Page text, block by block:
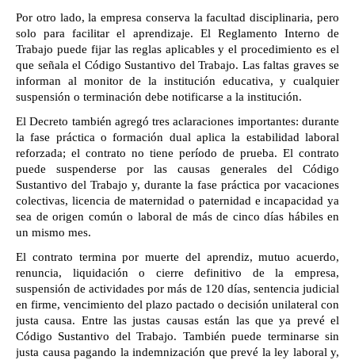
Por otro lado, la empresa conserva la facultad disciplinaria, pero
solo para facilitar el aprendizaje. El Reglamento Interno de
Trabajo puede fijar las reglas aplicables y el procedimiento es el
que señala el Código Sustantivo del Trabajo. Las faltas graves se
informan al monitor de la institución educativa, y cualquier
suspensión o terminación debe notificarse a la institución.
El Decreto también agregó tres aclaraciones importantes: durante
la fase práctica o formación dual aplica la estabilidad laboral
reforzada; el contrato no tiene período de prueba. El contrato
puede suspenderse por las causas generales del Código
Sustantivo del Trabajo y, durante la fase práctica por vacaciones
colectivas, licencia de maternidad o paternidad e incapacidad ya
sea de origen común o laboral de más de cinco días hábiles en
un mismo mes.
El contrato termina por muerte del aprendiz, mutuo acuerdo,
renuncia, liquidación o cierre definitivo de la empresa,
suspensión de actividades por más de 120 días, sentencia judicial
en firme, vencimiento del plazo pactado o decisión unilateral con
justa causa. Entre las justas causas están las que ya prevé el
Código Sustantivo del Trabajo. También puede terminarse sin
justa causa pagando la indemnización que prevé la ley laboral y,